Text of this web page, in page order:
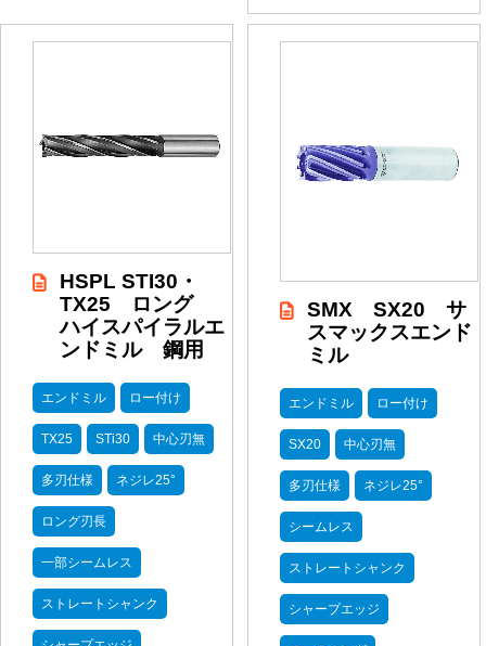
HSPL STI30・
TX25 ロング
ハイスパイラルエ
ンドミル 鋼用
エンドミル ロー付け
TX25 STi30 中心刃無
多刃仕様 ネジレ25°
ロング刃長
一部シームレス
ストレートシャンク
SMX SX20 サ
スマックスエンド
ミル
エンドミル ロー付け
SX20 中心刃無
多刃仕様 ネジレ25°
シームレス
ストレートシャンク
シャープエッジ